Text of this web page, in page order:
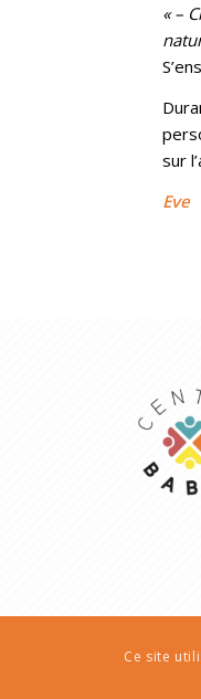
« –
sur
Eve
Ce site